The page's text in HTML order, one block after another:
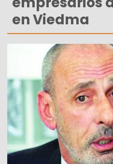
en Viedma